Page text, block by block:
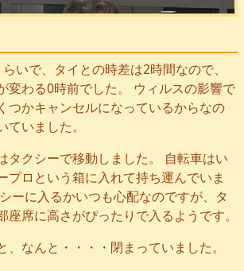
いで、タイとの時差は2時間なので、
変わる0時前でした。 ウィルスの影響で
つかキャンセルになっているからなの
いました。
タクシーで移動しました。 自転車はい
プロという箱に入れて持ち運んでいま
ーに入るかいつも心配なのですが、タ
座席に高さがぴったりで入るようです。
、なんと・・・・閉まっていました。